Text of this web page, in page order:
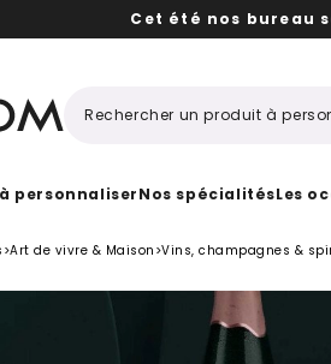
Cet été nos bureau
personnaliserNos spécialitésLes
>Art de vivre & Maison >Vins, champagnes &